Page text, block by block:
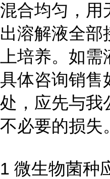
混合均匀，用
出溶解液全部
上培养。如
具体咨询销售
处，应先与我
不必要的损失。
1 微生物菌种